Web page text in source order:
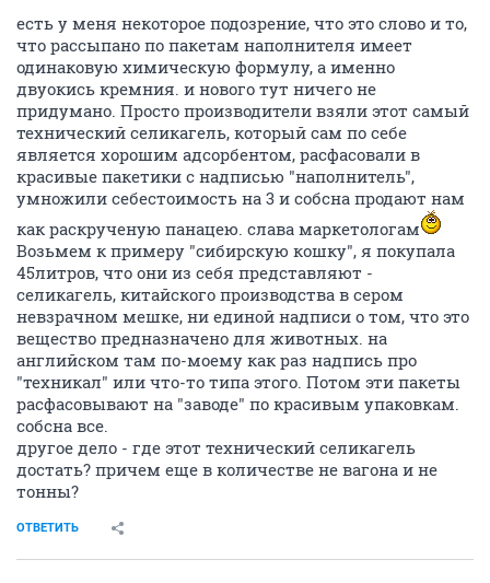
есть у меня некоторое подозрение, что это слово и то,
что рассыпано по пакетам наполнителя имеет
одинаковую химическую формулу, а именно
двуокись кремния. и нового тут ничего не
придумано. Просто производители взяли этот самый
технический селикагель, который сам по себе
является хорошим адсорбентом, расфасовали в
красивые пакетики с надписью "наполнитель",
умножили себестоимость на 3 и собсна продают нам
как раскрученую панацею. слава маркетологам
Возьмем к примеру "сибирскую кошку", я покупала
45литров, что они из себя представляют -
селикагель, китайского производства в сером
невзрачном мешке, ни единой надписи о том, что это
вещество предназначено для животных. на
английском там по-моему как раз надпись про
"техникал" или что-то типа этого. Потом эти пакеты
расфасовывают на "заводе" по красивым упаковкам.
собсна все.
другое дело - где этот технический селикагель
достать? причем еще в количестве не вагона и не
тонны?
ОТВЕТИТЬ